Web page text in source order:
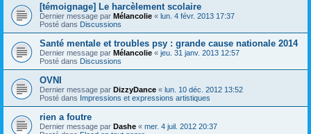
[témoignage] Le harcèlement scolaire
Dernier message par Mélancolie « lun. 4 févr. 2013 17:37
Posté dans Discussions
Santé mentale et troubles psy : grande cause nationale 2014
Dernier message par Mélancolie « jeu. 31 janv. 2013 12:57
Posté dans Discussions
OVNI
Dernier message par DizzyDance « lun. 10 déc. 2012 13:52
Posté dans Impressions et expressions artistiques
rien a foutre
Dernier message par Dashe « mer. 4 juil. 2012 20:37